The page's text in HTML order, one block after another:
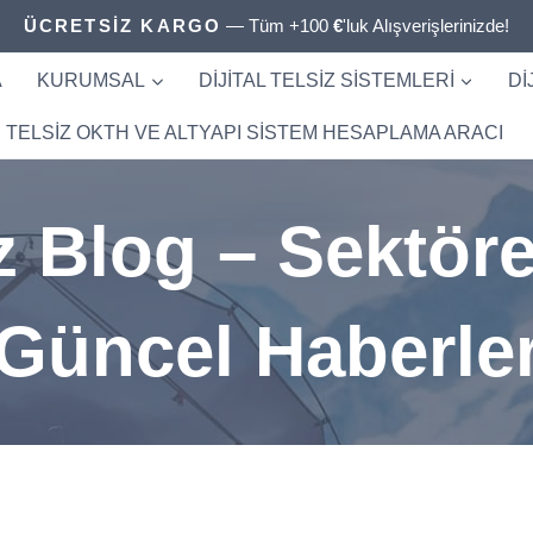
ÜCRETSİZ KARGO — Tüm +100€'luk Alışverişlerinizde!
KURUMSAL DIJITAL TELSIZ SISTEMLERI
TELSIZ OKTH VE ALTYAPI SISTEM HESAPLAMA ARACI
Blog –